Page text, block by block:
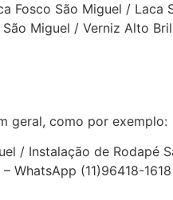
Fosco São Miguel /
Miguel / Verniz Alto
geral, como por exemplo:
/ Instalação de Rodapé
WhatsApp (11)96418-1618